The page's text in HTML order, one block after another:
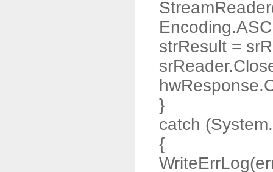
strResult =
}
catch
{